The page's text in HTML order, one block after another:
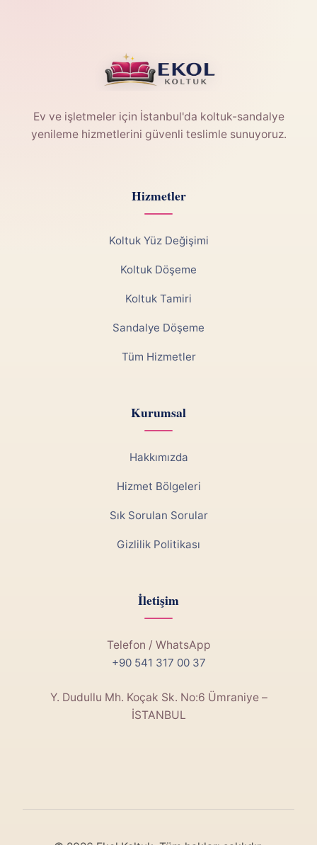
Ev ve işletmeler için İstanbul'da koltuk-sandalye
yenileme hizmetlerini güvenli teslimle sunuyoruz.
Hizmetler
Koltuk Yüz Değişimi
Koltuk Döşeme
Koltuk Tamiri
Sandalye Döşeme
Tüm Hizmetler
Kurumsal
Hakkımızda
Hizmet Bölgeleri
Sık Sorulan Sorular
Gizlilik Politikası
İletişim
Telefon / WhatsApp
+90 541 317 00 37
Y. Dudullu Mh. Koçak Sk. No:6 Ümraniye –
İSTANBUL